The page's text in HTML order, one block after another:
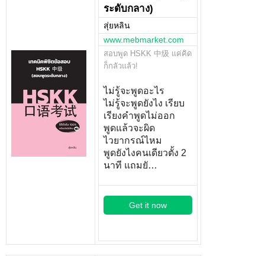
ระดับกลาง)
สุ่ยหลิน
www.mebmarket.com
สอบพูด HSKK 中级 แค่คิด
ก็กลัวแล้ว!
ไม่รู้จะพูดอะไร
ไม่รู้จะพูดยังไง เรียบ
เรียงคำพูดไม่ออก
พูดแล้วจะผิด
ไวยากรณ์ไหม
พูดยังไงคนเดียวตั้ง 2
นาที แถมยั…
Get it now